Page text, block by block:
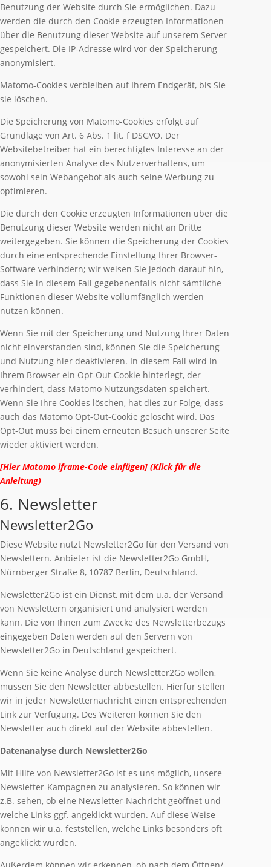
Benutzung der Website durch Sie ermöglichen. Dazu
werden die durch den Cookie erzeugten Informationen
über die Benutzung dieser Website auf unserem Server
gespeichert. Die IP-Adresse wird vor der Speicherung
anonymisiert.
Matomo-Cookies verbleiben auf Ihrem Endgerät, bis Sie
sie löschen.
Die Speicherung von Matomo-Cookies erfolgt auf
Grundlage von Art. 6 Abs. 1 lit. f DSGVO. Der
Websitebetreiber hat ein berechtigtes Interesse an der
anonymisierten Analyse des Nutzerverhaltens, um
sowohl sein Webangebot als auch seine Werbung zu
optimieren.
Die durch den Cookie erzeugten Informationen über die
Benutzung dieser Website werden nicht an Dritte
weitergegeben. Sie können die Speicherung der Cookies
durch eine entsprechende Einstellung Ihrer Browser-
Software verhindern; wir weisen Sie jedoch darauf hin,
dass Sie in diesem Fall gegebenenfalls nicht sämtliche
Funktionen dieser Website vollumfänglich werden
nutzen können.
Wenn Sie mit der Speicherung und Nutzung Ihrer Daten
nicht einverstanden sind, können Sie die Speicherung
und Nutzung hier deaktivieren. In diesem Fall wird in
Ihrem Browser ein Opt-Out-Cookie hinterlegt, der
verhindert, dass Matomo Nutzungsdaten speichert.
Wenn Sie Ihre Cookies löschen, hat dies zur Folge, dass
auch das Matomo Opt-Out-Cookie gelöscht wird. Das
Opt-Out muss bei einem erneuten Besuch unserer Seite
wieder aktiviert werden.
[Hier Matomo iframe-Code einfügen] (Klick für die
Anleitung)
6. Newsletter
Newsletter2Go
Diese Website nutzt Newsletter2Go für den Versand von
Newslettern. Anbieter ist die Newsletter2Go GmbH,
Nürnberger Straße 8, 10787 Berlin, Deutschland.
Newsletter2Go ist ein Dienst, mit dem u.a. der Versand
von Newslettern organisiert und analysiert werden
kann. Die von Ihnen zum Zwecke des Newsletterbezugs
eingegeben Daten werden auf den Servern von
Newsletter2Go in Deutschland gespeichert.
Wenn Sie keine Analyse durch Newsletter2Go wollen,
müssen Sie den Newsletter abbestellen. Hierfür stellen
wir in jeder Newsletternachricht einen entsprechenden
Link zur Verfügung. Des Weiteren können Sie den
Newsletter auch direkt auf der Website abbestellen.
Datenanalyse durch Newsletter2Go
Mit Hilfe von Newsletter2Go ist es uns möglich, unsere
Newsletter-Kampagnen zu analysieren. So können wir
z.B. sehen, ob eine Newsletter-Nachricht geöffnet und
welche Links ggf. angeklickt wurden. Auf diese Weise
können wir u.a. feststellen, welche Links besonders oft
angeklickt wurden.